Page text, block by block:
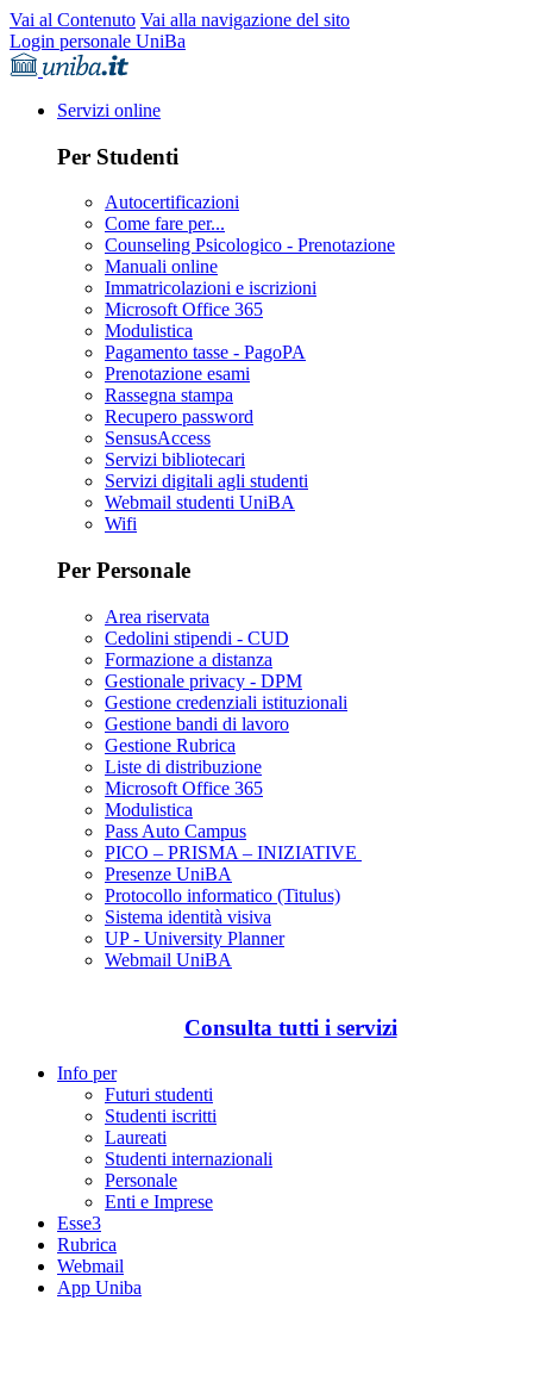
Vai al Contenuto Vai alla navigazione del sito
Login personale UniBa
Servizi online
Per Studenti
Autocertificazioni
Come fare per...
Counseling Psicologico - Prenotazione
Manuali online
Immatricolazioni e iscrizioni
Microsoft Office 365
Modulistica
Pagamento tasse - PagoPA
Prenotazione esami
Rassegna stampa
Recupero password
SensusAccess
Servizi bibliotecari
Servizi digitali agli studenti
Webmail studenti UniBA
Wifi
Per Personale
Area riservata
Cedolini stipendi - CUD
Formazione a distanza
Gestionale privacy - DPM
Gestione credenziali istituzionali
Gestione bandi di lavoro
Gestione Rubrica
Liste di distribuzione
Microsoft Office 365
Modulistica
Pass Auto Campus
PICO – PRISMA – INIZIATIVE
Presenze UniBA
Protocollo informatico (Titulus)
Sistema identità visiva
UP - University Planner
Webmail UniBA
Consulta tutti i servizi
Info per
Futuri studenti
Studenti iscritti
Laureati
Studenti internazionali
Personale
Enti e Imprese
Esse3
Rubrica
Webmail
App Uniba